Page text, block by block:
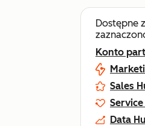
Dostępne
Konto
Sales
Data